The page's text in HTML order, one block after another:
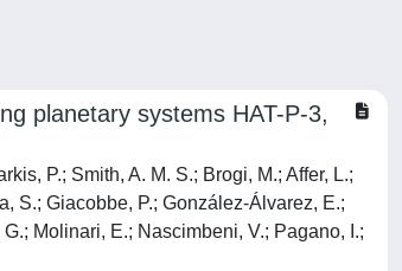
planetary systems HAT-P-3,
P.; Smith, A. M. S.; Brogi, M.; Affer, L.;
S.; Giacobbe, P.; González-Álvarez, E.;
Molinari, E.; Nascimbeni, V.; Pagano, I.;